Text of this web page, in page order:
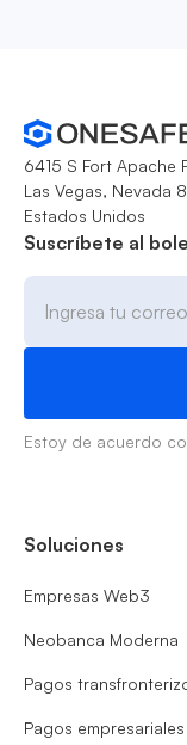
6415 S Fort Apache
Las Vegas, Nevada
Estados Unidos
Suscríbete al
Estoy de acuerdo
Soluciones
Empresas Web3
Neobanca Moderna
Pagos
Pagos